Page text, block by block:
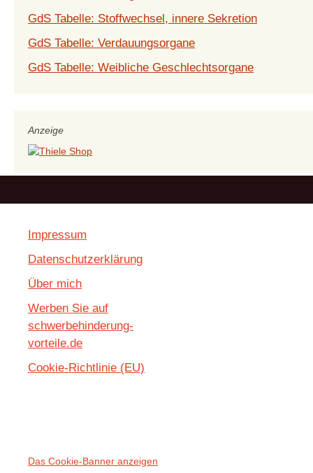
GdS Tabelle: Stoffwechsel, innere Sekretion
GdS Tabelle: Verdauungsorgane
GdS Tabelle: Weibliche Geschlechtsorgane
Anzeige
Impressum
Datenschutzerklärung
Über mich
Werben Sie auf
schwerbehinderung-
vorteile.de
Cookie-Richtlinie (EU)
Das Cookie-Banner anzeigen